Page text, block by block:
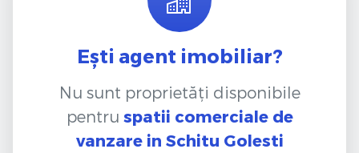
Ești agent imobiliar?
Nu sunt proprietăți disponibile
pentru spatii comerciale de
vanzare in Schitu Golesti